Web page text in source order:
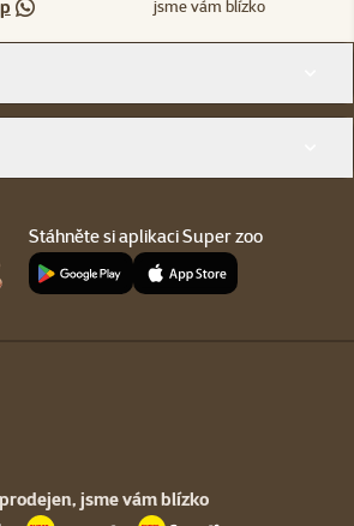
jsme vám blízko
Stáhněte si aplikaci Super zoo
jsme vám blízko